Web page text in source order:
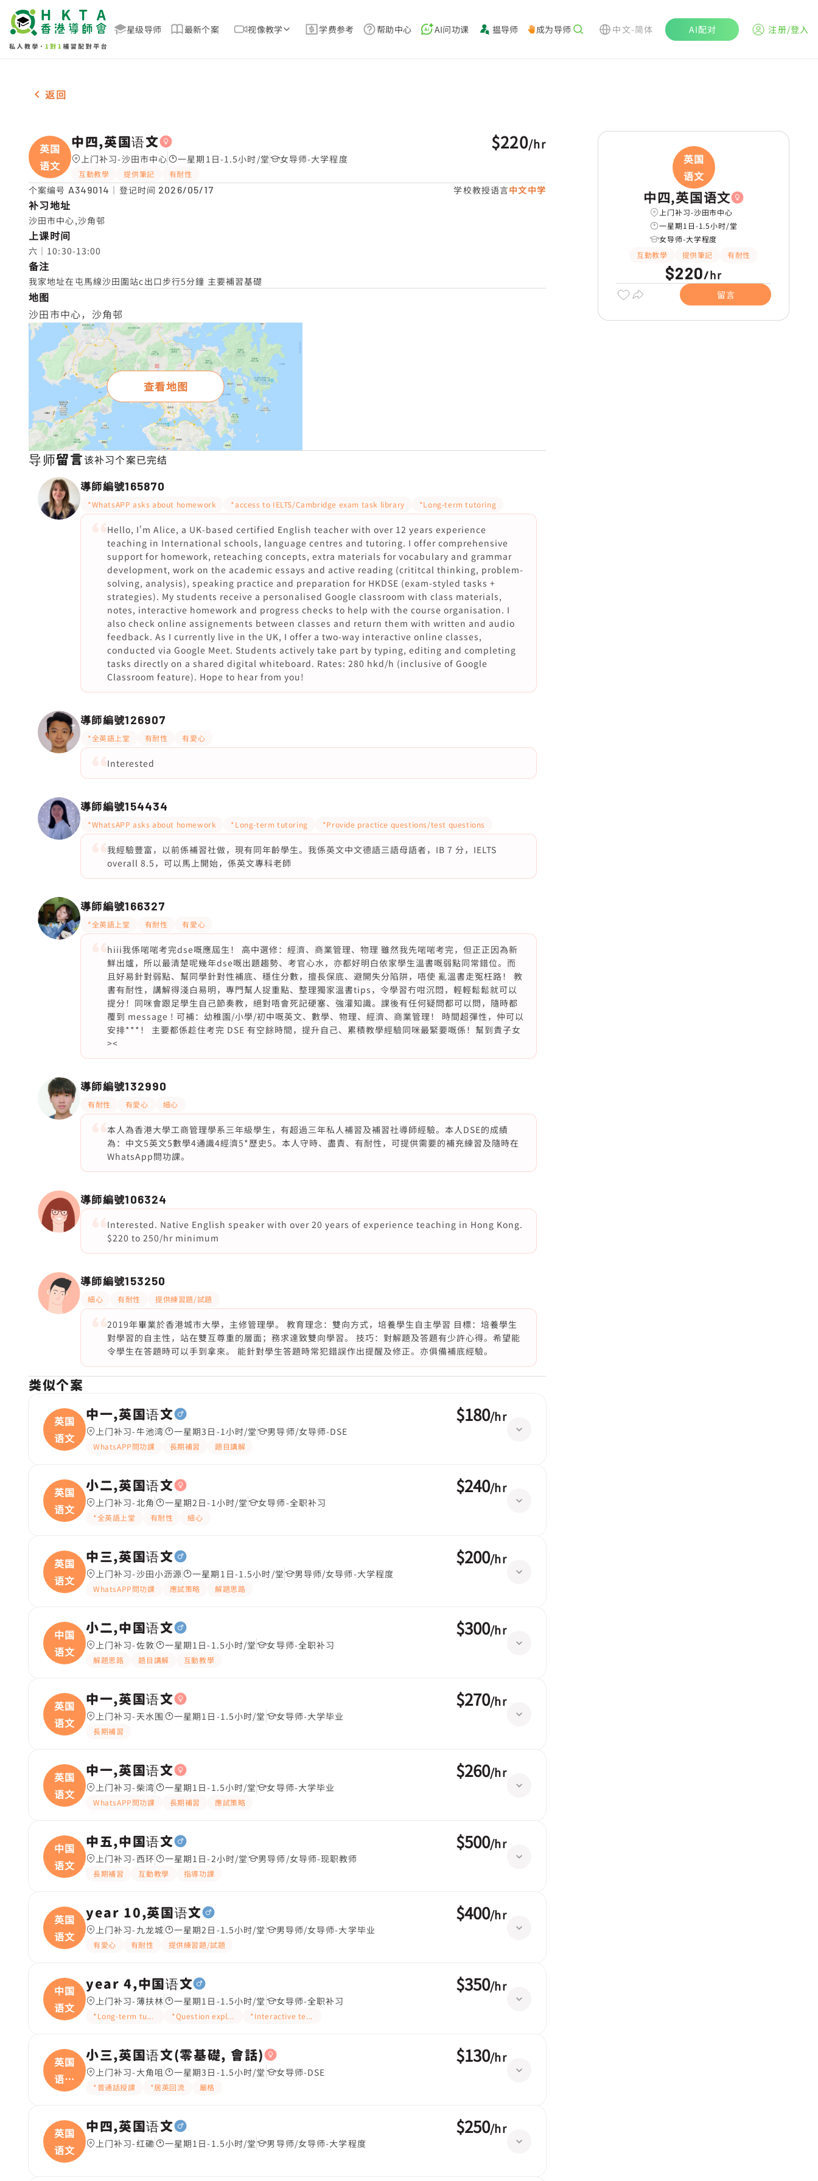
星级导师 最新个案 视像教学 学费参考 帮助中心 AI问功课 揾导师 成为导师 中文-简体 AI配对 注册/登入
女-1名 中四,英国语文，沙田市中心 补习推介
返回
英国
语文
中四,英国语文
上门补习-沙田市中心 一星期1日-1.5小时/堂 女导师-大学程度
互動教學 提供筆記 有耐性
$220/hr
个案编号 A349014 ｜登记时间 2026/05/17 学校教授语言中文中学
补习地址
沙田市中心,沙角邨
上课时间
六｜10:30-13:00
备注
我家地址在屯馬線沙田圍站c出口步行5分鐘 主要補習基礎
地图
沙田市中心，沙角邨
查看地图
导师留言该补习个案已完结
導師編號165870
*WhatsAPP asks about homework *access to IELTS/Cambridge exam task library *Long-term tutoring
Hello, I'm Alice, a UK-based certified English teacher with over 12 years experience
teaching in International schools, language centres and tutoring. I offer comprehensive
support for homework, reteaching concepts, extra materials for vocabulary and grammar
development, work on the academic essays and active reading (crititcal thinking, problem-
solving, analysis), speaking practice and preparation for HKDSE (exam-styled tasks +
strategies). My students receive a personalised Google classroom with class materials,
notes, interactive homework and progress checks to help with the course organisation. I
also check online assignements between classes and return them with written and audio
feedback. As I currently live in the UK, I offer a two-way interactive online classes,
conducted via Google Meet. Students actively take part by typing, editing and completing
tasks directly on a shared digital whiteboard. Rates: 280 hkd/h (inclusive of Google
Classroom feature). Hope to hear from you!
導師編號126907
*全英語上堂 有耐性 有愛心
Interested
導師編號154434
*WhatsAPP asks about homework *Long-term tutoring *Provide practice questions/test questions
我經驗豐富，以前係補習社做，現有同年齡學生。我係英文中文德語三語母語者，IB 7 分，IELTS
overall 8.5，可以馬上開始，係英文專科老師
導師編號166327
*全英語上堂 有耐性 有愛心
hiii我係啱啱考完dse嘅應屆生！ 高中選修：經濟、商業管理、物理 雖然我先啱啱考完，但正正因為新
鮮出爐，所以最清楚呢幾年dse嘅出題趨勢、考官心水，亦都好明白依家學生溫書嘅弱點同常錯位。而
且好易針對弱點、幫同學針對性補底、穩住分數，擅長保底、避開失分陷阱，唔使 亂溫書走冤枉路！ 教
書有耐性，講解得淺白易明，專門幫人捉重點、整理獨家溫書tips，令學習冇咁沉悶，輕輕鬆鬆就可以
提分！同咪會跟足學生自己節奏教，絕對唔會死記硬塞、強灌知識。課後有任何疑問都可以問，隨時都
覆到 message ! 可補：幼稚園/小學/初中嘅英文、數學、物理、經濟、商業管理！ 時間超彈性，仲可以
安排***！ 主要都係趁住考完 DSE 有空餘時間，提升自己、累積教學經驗同咪最緊要嘅係！幫到貴子女
><
導師編號132990
有耐性 有愛心 細心
本人為香港大學工商管理學系三年級學生，有超過三年私人補習及補習社導師經驗。本人DSE的成績
為：中文5英文5數學4通識4經濟5*歷史5。本人守時、盡責、有耐性，可提供需要的補充練習及隨時在
WhatsApp問功課。
導師編號106324
Interested. Native English speaker with over 20 years of experience teaching in Hong Kong.
$220 to 250/hr minimum
導師編號153250
細心 有耐性 提供練習題/試題
2019年畢業於香港城市大學，主修管理學。 教育理念：雙向方式，培養學生自主學習 目標：培養學生
對學習的自主性，站在雙互尊重的層面；務求達致雙向學習。 技巧：對解題及答題有少許心得。希望能
令學生在答題時可以手到拿來。 能針對學生答題時常犯錯誤作出提醒及修正。亦俱備補底經驗。
类似个案
英国
语文
中一,英国语文
上门补习-牛池湾 一星期3日-1小时/堂 男导师/女导师-DSE
WhatsAPP問功課 長期補習 題目講解
$180/hr
英国
语文
小二,英国语文
上门补习-北角 一星期2日-1小时/堂 女导师-全职补习
*全英語上堂 有耐性 細心
$240/hr
英国
语文
中三,英国语文
上门补习-沙田小沥源 一星期1日-1.5小时/堂 男导师/女导师-大学程度
WhatsAPP問功課 應試策略 解題思路
$200/hr
中国
语文
小二,中国语文
上门补习-佐敦 一星期1日-1.5小时/堂 女导师-全职补习
解題思路 題目講解 互動教學
$300/hr
英国
语文
中一,英国语文
上门补习-天水围 一星期1日-1.5小时/堂 女导师-大学毕业
長期補習
$270/hr
英国
语文
中一,英国语文
上门补习-柴湾 一星期1日-1.5小时/堂 女导师-大学毕业
WhatsAPP問功課 長期補習 應試策略
$260/hr
中国
语文
中五,中国语文
上门补习-西环 一星期1日-2小时/堂 男导师/女导师-现职教师
長期補習 互動教學 指導功課
$500/hr
英国
语文
year 10,英国语文
上门补习-九龙城 一星期2日-1.5小时/堂 男导师/女导师-大学毕业
有愛心 有耐性 提供練習題/試題
$400/hr
中国
语文
year 4,中国语文
上门补习-薄扶林 一星期1日-1.5小时/堂 女导师-全职补习
*Long-term tutoring *Question explanation*Interactive teaching
$350/hr
英国
语文
(
小三,英国语文(零基礎, 會話)
上门补习-大角咀 一星期3日-1.5小时/堂 女导师-DSE
*普通話授課 *居英回流 嚴格
$130/hr
英国
语文
中四,英国语文
上门补习-红磡 一星期1日-1.5小时/堂 男导师/女导师-大学程度
$250/hr
英国
语文
中四,英国语文
上门补习-沙田市中心
一星期1日-1.5小时/堂
女导师-大学程度
互動教學
提供筆記 有耐性
$220/hr
留言